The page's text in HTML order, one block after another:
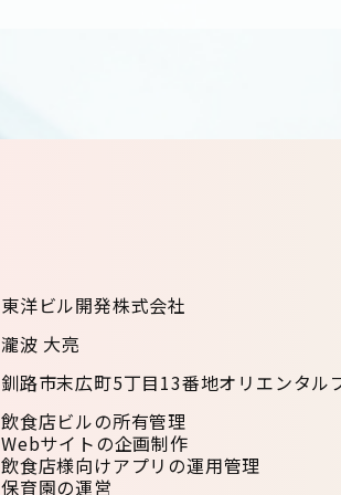
東洋ビル開発株式会社
瀧波 大亮
釧路市末広町5丁目13番地オリエンタル
飲食店ビルの所有管理
Webサイトの企画制作
飲食店様向けアプリの運用管理
保育園の運営